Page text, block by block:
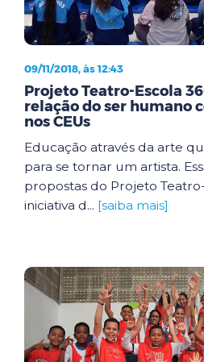
09/11/2018, às 12:43
Projeto Teatro-Escola
relação do ser humano
nos CEUs
Educação através da arte
para se tornar um artista.
propostas do Projeto
iniciativa d... [saiba mais]